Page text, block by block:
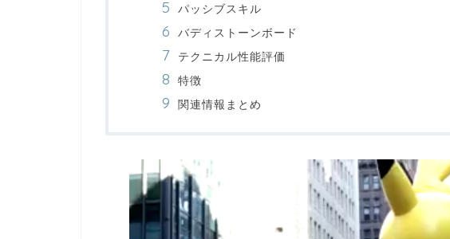
パッシブスキル
バディストーンボード
テクニカル性能評価
特徴
関連情報まとめ